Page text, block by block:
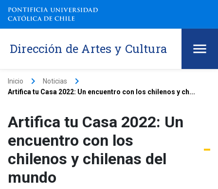
Dirección de Artes y Cultura
Inicio keyboard_arrow_right Noticias keyboard_arrow_right
Artifica tu Casa 2022: Un encuentro con los chilenos y ch...
Artifica tu Casa 2022: Un
encuentro con los
chilenos y chilenas del
mundo